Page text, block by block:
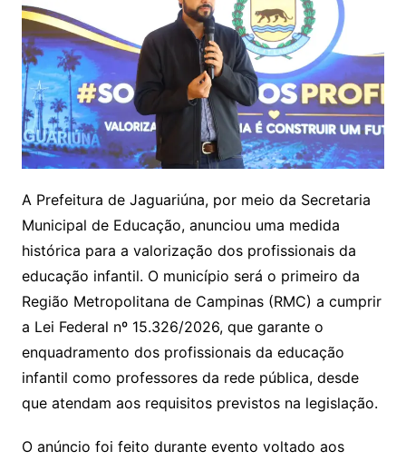
A Prefeitura de Jaguariúna, por meio da Secretaria
Municipal de Educação, anunciou uma medida
histórica para a valorização dos profissionais da
educação infantil. O município será o primeiro da
Região Metropolitana de Campinas (RMC) a cumprir
a Lei Federal nº 15.326/2026, que garante o
enquadramento dos profissionais da educação
infantil como professores da rede pública, desde
que atendam aos requisitos previstos na legislação.
O anúncio foi feito durante evento voltado aos